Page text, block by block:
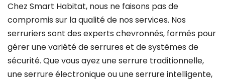
Chez Smart Habitat, nous ne faisons pas de
compromis sur la qualité de nos services. Nos
serruriers sont des experts chevronnés, formés pour
gérer une variété de serrures et de systèmes de
sécurité. Que vous ayez une serrure traditionnelle,
une serrure électronique ou une serrure intelligente,